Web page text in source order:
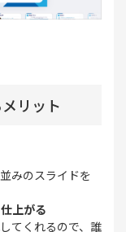
リット
みのスライドを
上がる
てくれるので、誰